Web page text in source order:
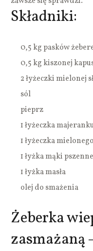
Składniki:
0,5 kg pasków
0,5 kg kiszonej
2 łyżeczki mielonej
sól
pieprz
1 łyżeczka
1 łyżeczka
1 łyżka mąki
1 łyżka masła
olej do smażenia
Żeberka
zasmażaną